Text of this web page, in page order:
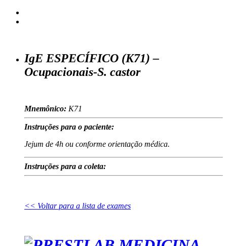
IgE ESPECÍFICO (K71) –
Ocupacionais-S. castor
Mnemônico: K71
Instruções para o paciente:
Jejum de 4h ou conforme orientação médica.
Instruções para a coleta:
<< Voltar para a lista de exames